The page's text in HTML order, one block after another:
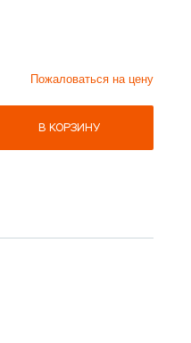
Пожаловаться на цену
В КОРЗИНУ